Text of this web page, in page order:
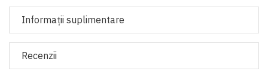
Informaţii suplimentare
Recenzii